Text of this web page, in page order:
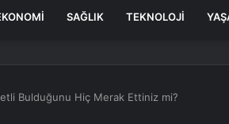
SAĞLIK TEKNOLOJI
Bulduğunu Hiç Merak Ettiniz mi?